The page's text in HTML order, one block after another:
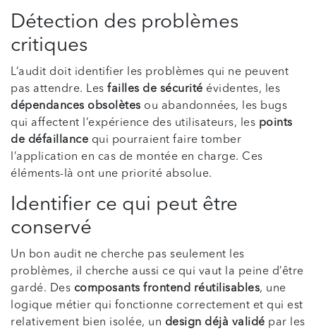
Détection des problèmes
critiques
L’audit doit identifier les problèmes qui ne peuvent
pas attendre. Les failles de sécurité évidentes, les
dépendances obsolètes ou abandonnées, les bugs
qui affectent l’expérience des utilisateurs, les points
de défaillance qui pourraient faire tomber
l’application en cas de montée en charge. Ces
éléments-là ont une priorité absolue.
Identifier ce qui peut être
conservé
Un bon audit ne cherche pas seulement les
problèmes, il cherche aussi ce qui vaut la peine d’être
gardé. Des composants frontend réutilisables, une
logique métier qui fonctionne correctement et qui est
relativement bien isolée, un design déjà validé par les